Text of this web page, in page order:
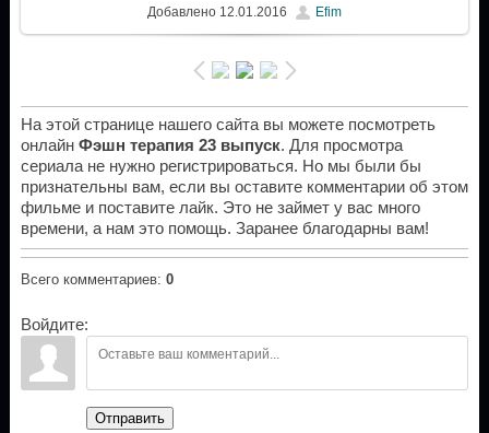
Добавлено12.01.2016 Efim
На этой странице нашего сайта вы можете посмотреть
онлайн Фэшн терапия 23 выпуск. Для просмотра
сериала не нужно регистрироваться. Но мы были бы
признательны вам, если вы оставите комментарии об этом
фильме и поставите лайк. Это не займет у вас много
времени, а нам это помощь. Заранее благодарны вам!
Всего комментариев: 0
Войдите:
Отправить